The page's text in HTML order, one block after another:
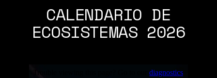
CALENDARIO DE
ECOSISTEMAS 2026